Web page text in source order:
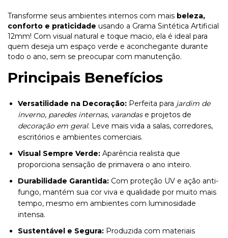
Transforme seus ambientes internos com mais beleza,
conforto e praticidade usando a Grama Sintética Artificial
12mm! Com visual natural e toque macio, ela é ideal para
quem deseja um espaço verde e aconchegante durante
todo o ano, sem se preocupar com manutenção.
Principais Benefícios
Versatilidade na Decoração: Perfeita para jardim de
inverno, paredes internas, varandase projetos de
decoração em geral. Leve mais vida a salas, corredores,
escritórios e ambientes comerciais.
Visual Sempre Verde: Aparência realista que
proporciona sensação de primavera o ano inteiro.
Durabilidade Garantida: Com proteção UV e ação anti-
fungo, mantém sua cor viva e qualidade por muito mais
tempo, mesmo em ambientes com luminosidade
intensa.
Sustentável e Segura: Produzida com materiais